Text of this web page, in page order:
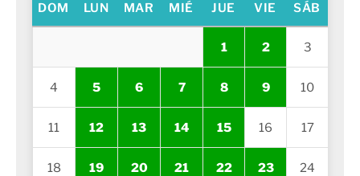
DOM LUN MAR MIÉ JUE VIE SÁB
1 2 3
4 5 6 7 8 9 10
11 12 13 14 15 16 17
18 19 20 21 22 23 24